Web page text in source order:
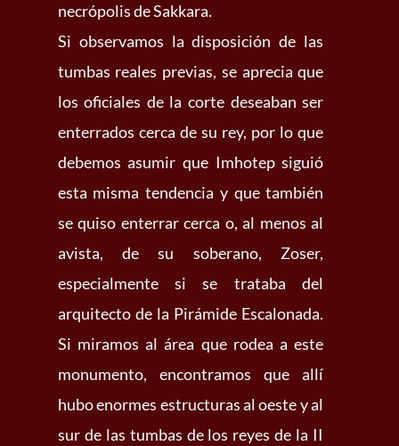
necrópolis de Sakkara.
Si observamos la disposición de las
tumbas reales previas, se aprecia que
los oficiales de la corte deseaban ser
enterrados cerca de su rey, por lo que
debemos asumir que Imhotep siguió
esta misma tendencia y que también
se quiso enterrar cerca o, al menos al
avista, de su soberano, Zoser,
especialmente si se trataba del
arquitecto de la Pirámide Escalonada.
Si miramos al área que rodea a este
monumento, encontramos que allí
hubo enormes estructuras al oeste y al
sur de las tumbas de los reyes de la II